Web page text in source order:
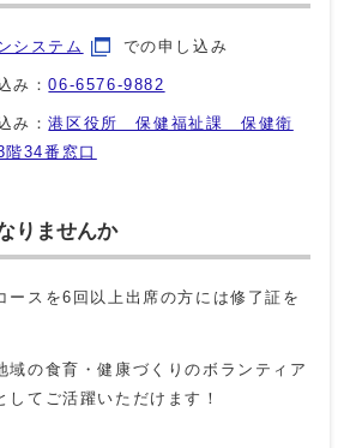
システム での申し込み
み：06-6576-9882
み：港区役所 保健福祉課 保健衛
34番窓口
りませんか
ースを6回以上出席の方には修了証を
域の食育・健康づくりのボランティア
してご活躍いただけます！